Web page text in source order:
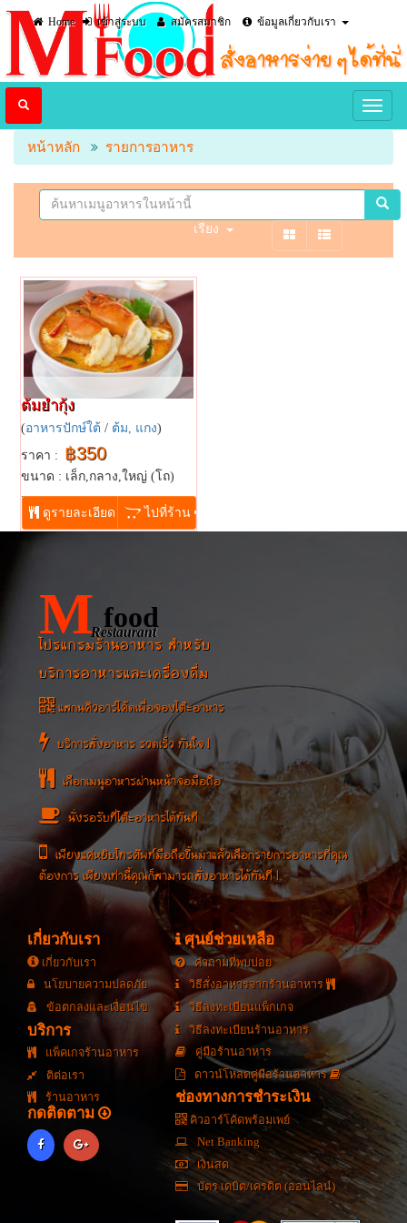
Home เข้าสู่ระบบ สมัครสมาชิก ข้อมูลเกี่ยวกับเรา
หน้าหลัก รายการอาหาร
เรียง
ต้มยำกุ้ง
(อาหารปักษ์ใต้ / ต้ม, แกง)
ราคา : ฿350
ขนาด : เล็ก,กลาง,ใหญ่ (โถ)
...
ดูรายละเอียด ไปที่ร้าน
M food
Restaurant
โปรแกรมร้านอาหาร สำหรับ
บริการอาหารและเครื่องดื่ม
แสกนคิวอาร์โค้ดเพื่อจองโต๊ะอาหาร
บริการสั่งอาหาร รวดเร็ว ทันใจ !
เลือกเมนูอาหารผ่านหน้าจอมือถือ
นั่งรอรับที่โต๊ะอาหารได้ทันที
เพียงแค่หยิบโทรศัพท์มือถือขึ้นมาแล้วเลือกรายการอาหารที่คุณ
ต้องการ เพียงเท่านี้คุณก็สามารถสั่งอาหารได้ทันที !
เกี่ยวกับเรา
เกี่ยวกับเรา
นโยบายความปลดภัย
ข้อตกลงและเงื่อนไข
บริการ
แพ็คเกจร้านอาหาร
ติต่อเรา
ร้านอาหาร
กดติดตาม
ศุนย์ช่วยเหลือ
คำถามที่พบบ่อย
วิธีสั่งอาหารจากร้านอาหาร
วิธีลงทะเบียนแพ็กเกจ
วิธีลงทะเบียนร้านอาหาร
คู่มือร้านอาหาร
ดาวน์โหลดคู่มือร้านอาหาร
ช่องทางการชำระเงิน
คิวอาร์โค้ดพร้อมเพย์
Net Banking
เงินสด
บัตร เดบิต/เครดิต (ออนไลน์)